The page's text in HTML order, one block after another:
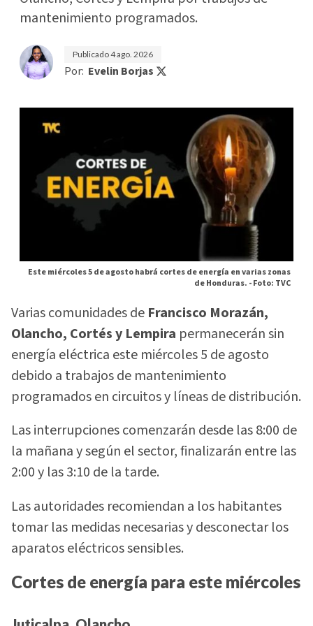
mantenimiento programados.
Publicado4 ago. 2026
Por: Evelin Borjas
Este miércoles 5 de agosto habrá cortes de energía en varias zonas
de Honduras. -Foto: TVC
Varias comunidades de Francisco Morazán,
Olancho, Cortés y Lempira permanecerán sin
energía eléctrica este miércoles 5 de agosto
debido a trabajos de mantenimiento
programados en circuitos y líneas de distribución.
Las interrupciones comenzarán desde las 8:00 de
la mañana y según el sector, finalizarán entre las
2:00 y las 3:10 de la tarde.
Las autoridades recomiendan a los habitantes
tomar las medidas necesarias y desconectar los
aparatos eléctricos sensibles.
Cortes de energía para este miércoles